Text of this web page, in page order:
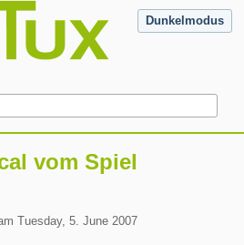
Dunkelmodus
vom Spiel
Tuesday, 5. June 2007